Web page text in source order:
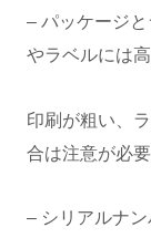
– パッケージ
やラベルには
印刷が粗い、
合は注意が必要
– シリアルナ